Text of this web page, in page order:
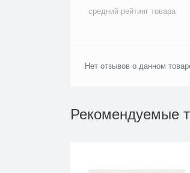
средний рейтинг товара
Нет отзывов о данном
Рекомендуемые